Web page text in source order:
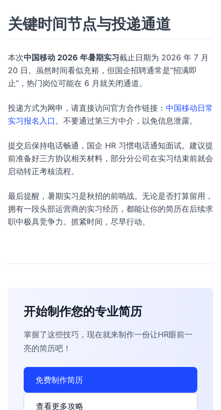
关键时间节点与投递通道
本次中国移动 2026 年暑期实习截止日期为 2026 年 7 月
20 日。虽然时间看似充裕，但国企招聘通常是“招满即
止”，热门岗位可能在 6 月就关闭通道。
投递方式为网申，请直接访问官方合作链接： 中国移动日常
实习报名入口。不要通过第三方中介，以免信息泄露。
提交后保持电话畅通，国企 HR 习惯电话通知面试。建议提
前准备好三方协议相关材料，部分分公司在实习结束前就会
启动转正考核流程。
最后提醒，暑期实习是秋招的前哨战。无论是否打算留用，
拥有一段头部运营商的实习经历，都能让你的简历在后续求
职中极具竞争力。抓紧时间，尽早行动。
开始制作您的专业简历
掌握了这些技巧，现在就来制作一份让HR眼前一
亮的简历吧！
免费制作简历
查看更多攻略